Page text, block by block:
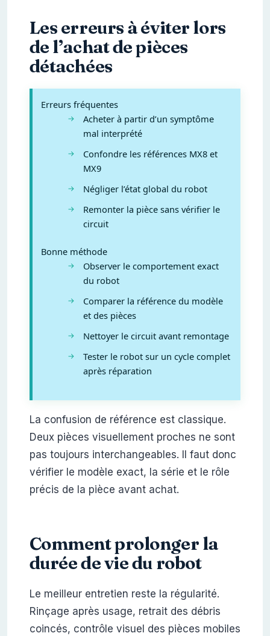
Les erreurs à éviter lors
de l’achat de pièces
détachées
Erreurs fréquentes
Acheter à partir d’un symptôme
mal interprété
Confondre les références MX8 et
MX9
Négliger l’état global du robot
Remonter la pièce sans vérifier le
circuit
Bonne méthode
Observer le comportement exact
du robot
Comparer la référence du modèle
et des pièces
Nettoyer le circuit avant remontage
Tester le robot sur un cycle complet
après réparation
La confusion de référence est classique.
Deux pièces visuellement proches ne sont
pas toujours interchangeables. Il faut donc
vérifier le modèle exact, la série et le rôle
précis de la pièce avant achat.
Comment prolonger la
durée de vie du robot
Le meilleur entretien reste la régularité.
Rinçage après usage, retrait des débris
coincés, contrôle visuel des pièces mobiles